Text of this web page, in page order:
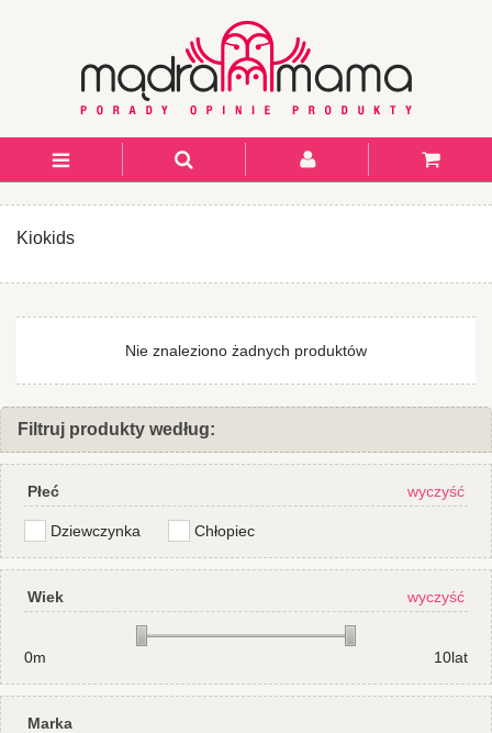
Kiokids
Nie znaleziono żadnych produktów
Filtruj produkty według:
Płeć wyczyść
Dziewczynka Chłopiec
Wiek wyczyść
0m 10lat
Marka